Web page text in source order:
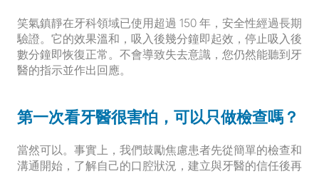
笑氣鎮靜在牙科領域已使用超過 150 年，安全性經過長期
驗證。它的效果溫和，吸入後幾分鐘即起效，停止吸入後
數分鐘即恢復正常。不會導致失去意識，您仍然能聽到牙
醫的指示並作出回應。
第一次看牙醫很害怕，可以只做檢查嗎？
當然可以。事實上，我們鼓勵焦慮患者先從簡單的檢查和
溝通開始，了解自己的口腔狀況，建立與牙醫的信任後再